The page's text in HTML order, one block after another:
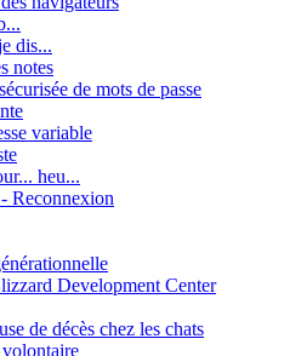
dis...
notes
de mots de passe
variable
heu...
Reconnexion
Development Center
de décès chez les chats